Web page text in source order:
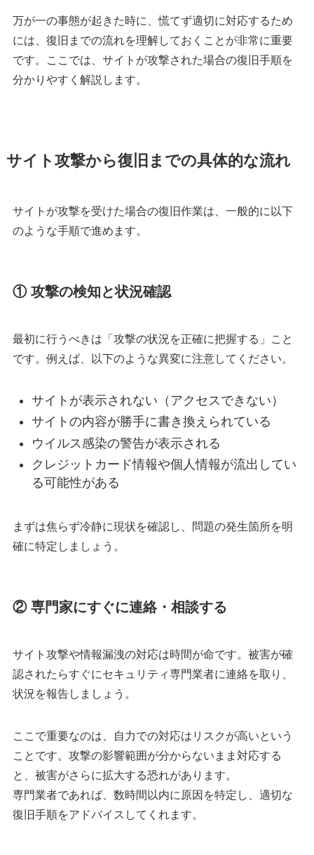
万が一の事態が起きた時に、慌てず適切に対応するため
には、復旧までの流れを理解しておくことが非常に重要
です。ここでは、サイトが攻撃された場合の復旧手順を
分かりやすく解説します。
サイト攻撃から復旧までの具体的な流れ
サイトが攻撃を受けた場合の復旧作業は、一般的に以下
のような手順で進めます。
① 攻撃の検知と状況確認
最初に行うべきは「攻撃の状況を正確に把握する」こと
です。例えば、以下のような異変に注意してください。
サイトが表示されない（アクセスできない）
サイトの内容が勝手に書き換えられている
ウイルス感染の警告が表示される
クレジットカード情報や個人情報が流出してい
る可能性がある
まずは焦らず冷静に現状を確認し、問題の発生箇所を明
確に特定しましょう。
② 専門家にすぐに連絡・相談する
サイト攻撃や情報漏洩の対応は時間が命です。被害が確
認されたらすぐにセキュリティ専門業者に連絡を取り、
状況を報告しましょう。
ここで重要なのは、自力での対応はリスクが高いという
ことです。攻撃の影響範囲が分からないまま対応する
と、被害がさらに拡大する恐れがあります。
専門業者であれば、数時間以内に原因を特定し、適切な
復旧手順をアドバイスしてくれます。